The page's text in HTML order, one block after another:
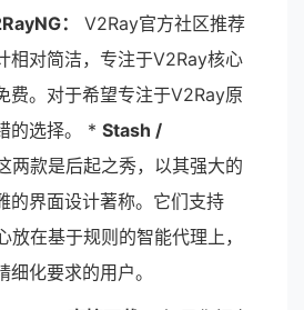
：
V2Ray官方社区推荐
相对简洁，专注于V2Ray核心
费。对于希望专注于V2Ray原
的选择。 * Stash /
两款是后起之秀，以其强大的
的界面设计著称。它们支持
在基于规则的智能代理上，
化要求的用户。